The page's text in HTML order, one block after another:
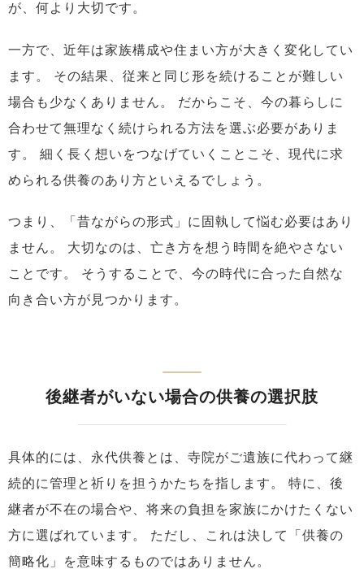
が、何より大切です。
一方で、近年は家族構成や住まい方が大きく変化してい
ます。
その結果、従来と同じ形を続けることが難しい
場合も少なくありません。
だからこそ、今の暮らしに
合わせて無理なく続けられる方法を選ぶ必要がありま
す。
細く長く想いをつなげていくことこそ、現代に求
められる供養のあり方といえるでしょう。
つまり、「昔ながらの形式」に固執して悩む必要はあり
ません。
大切なのは、亡き方を想う時間を絶やさない
ことです。
そうすることで、今の時代に合った自然な
向き合い方が見つかります。
後継者がいない場合の供養の選択肢
具体的には、永代供養とは、寺院がご遺族に代わって継
続的に管理と祈りを担うかたちを指します。
特に、後
継者が不在の場合や、将来の負担を家族にかけたくない
方に選ばれています。
ただし、これは決して「供養の
簡略化」を意味するものではありません。